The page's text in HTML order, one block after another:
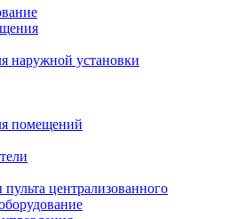
наружной установки
помещений
централизованного